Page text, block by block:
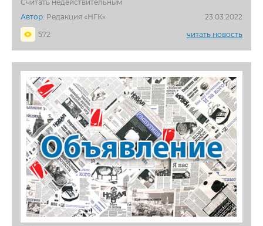
Считать недействительным
Автор: Редакция «НГК»
23.03.2022
572
читать новость